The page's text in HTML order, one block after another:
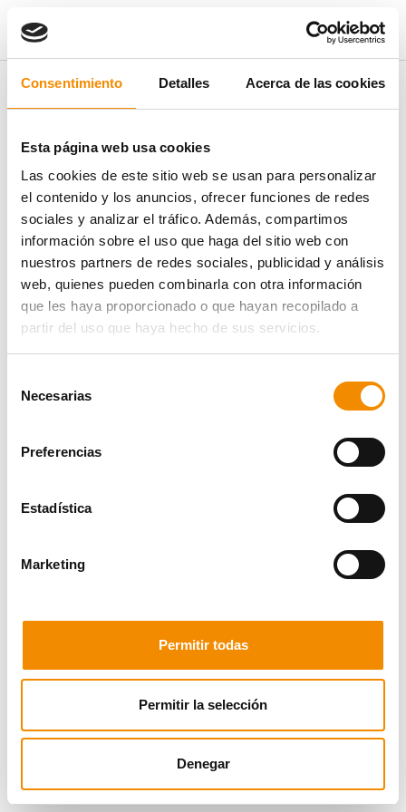
Consentimiento Detalles Acerca de las cookies
Esta página web usa cookies
Las cookies de este sitio web se usan para personalizar
el contenido y los anuncios, ofrecer funciones de redes
sociales y analizar el tráfico. Además, compartimos
información sobre el uso que haga del sitio web con
nuestros partners de redes sociales, publicidad y análisis
web, quienes pueden combinarla con otra información
que les haya proporcionado o que hayan recopilado a
partir del uso que haya hecho de sus servicios.
Necesarias
Preferencias
Estadística
Marketing
Permitir todas
Permitir la selección
Denegar
Pregunta no encontrada
La pregunta frecuente que buscas no existe o no está disponible en
VER TODAS LAS PREGUNTAS FRECUENTES